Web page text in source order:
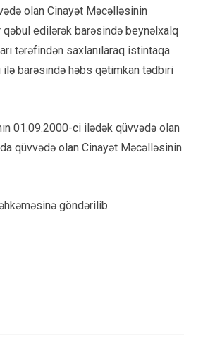
olan Cinayət Məcəlləsinin
edilərək barəsində beynəlxalq
tərəfindən saxlanılaraq istintaqa
barəsində həbs qətimkan tədbiri
01.09.2000-ci ilədək qüvvədə olan
qüvvədə olan Cinayət Məcəlləsinin
göndərilib.